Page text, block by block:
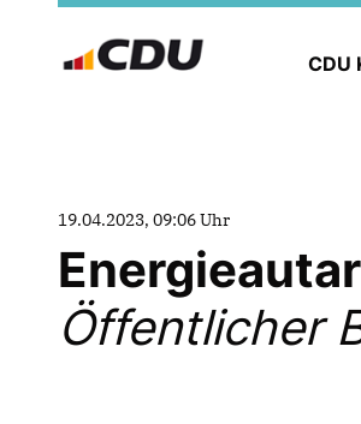
CDU
19.04.2023, 09:06 Uhr
Öffentlicher